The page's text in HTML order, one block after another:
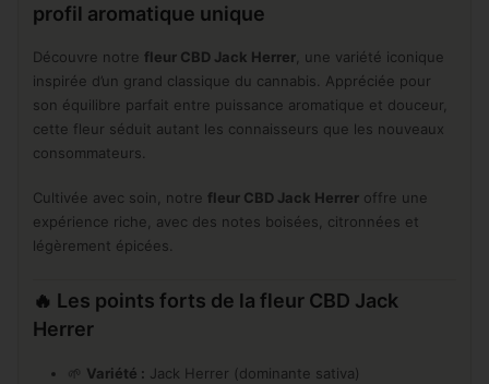
profil aromatique unique
Découvre notre fleur CBD Jack Herrer, une variété iconique
inspirée d’un grand classique du cannabis. Appréciée pour
son équilibre parfait entre puissance aromatique et douceur,
cette fleur séduit autant les connaisseurs que les nouveaux
consommateurs.
Cultivée avec soin, notre fleur CBD Jack Herreroffre une
expérience riche, avec des notes boisées, citronnées et
légèrement épicées.
🔥 Les points forts de la fleur CBD Jack
Herrer
🌱 Variété : Jack Herrer (dominante sativa)